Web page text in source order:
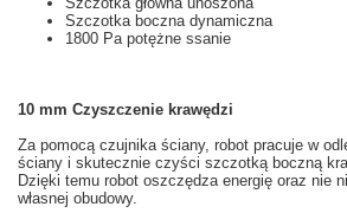
Szczotka boczna dynamiczna
1800 Pa potężne ssanie
10 mm Czyszczenie krawędzi
Za pomocą czujnika ściany, robot pracuje w
ściany i skutecznie czyści szczotką boczną
Dzięki temu robot oszczędza energię oraz nie
własnej obudowy.